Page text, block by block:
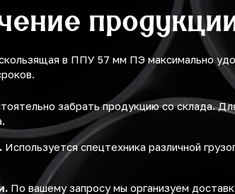
в ППУ 57 мм ПЭ максимально
забрать продукцию со склада.
Используется спецтехника различной
По вашему запросу мы организуем